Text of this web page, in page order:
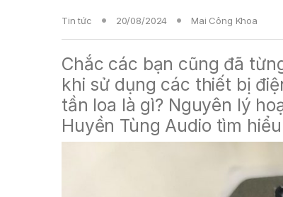
Tin tức 20/08/2024 Mai Công Khoa
Chắc các bạn cũng đã
khi sử dụng các thiết bị
tần loa là gì? Nguyên lý
Huyền Tùng Audio tìm